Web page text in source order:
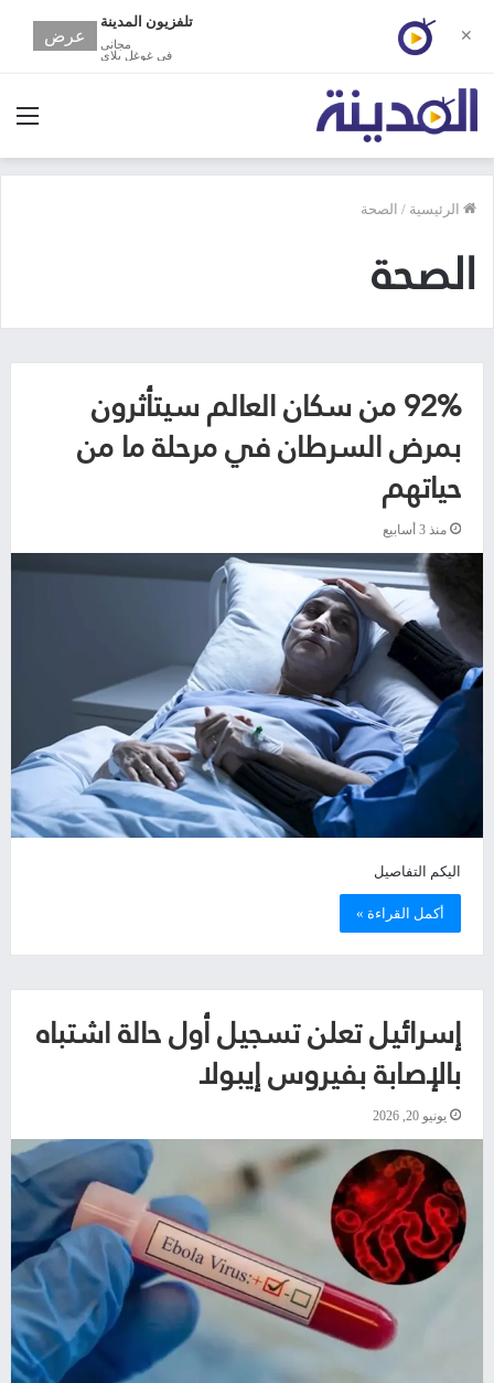
الرئيسية / الصحة
الصحة
92% من سكان العالم سيتأثرون
بمرض السرطان في مرحلة ما من
حياتهم
منذ 3 أسابيع
اليكم التفاصيل
أكمل القراءة »
إسرائيل تعلن تسجيل أول حالة اشتباه
بالإصابة بفيروس إيبولا
يونيو 20, 2026
✕
تلفزيون المدينة
مجانى
في غوغل بلاي
عرض